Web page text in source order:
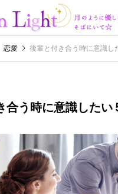
恋愛 後輩と付き合う時に意識し
合う時に意識したい